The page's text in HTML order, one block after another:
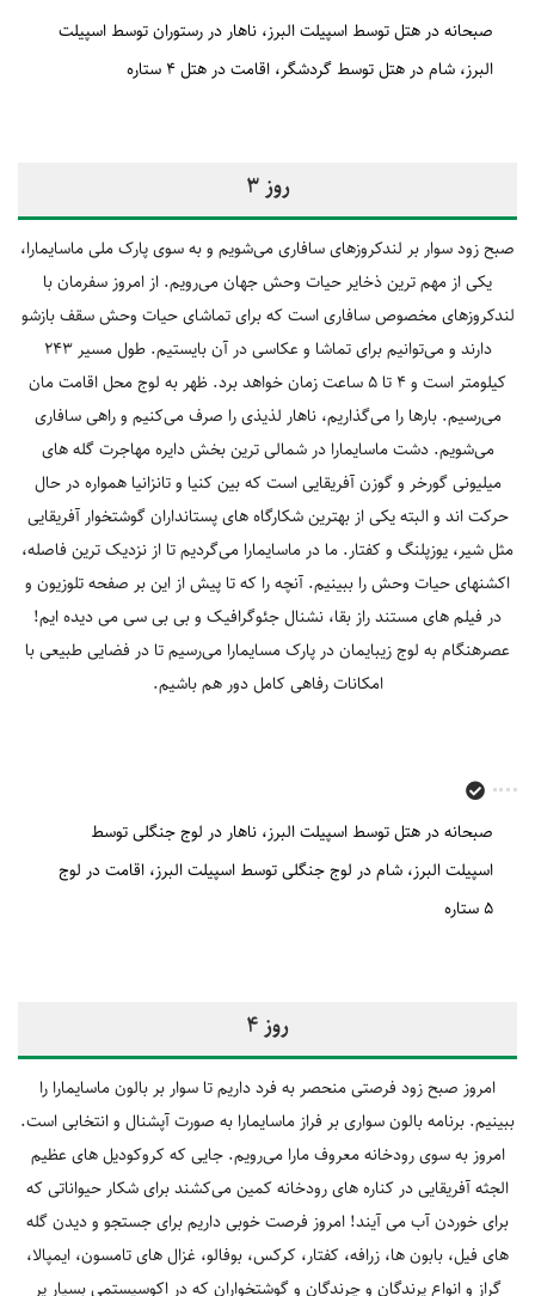
صبحانه در هتل توسط اسپیلت البرز ناهار در رستوران توسط اسپیلت
البرز شام در هتل توسط گردشگر اقامت در هتل 4 ستاره
روز 3
صبح زود سوار بر لندکروزهای سافاری می‌شویم و به سوی پارک ملی ماسایمارا،
یکی از مهم ‎ترین ذخایر حیات وحش جهان می‌رویم. از امروز سفرمان با
لندکروزهای مخصوص سافاری است که برای تماشای حیات وحش سقف بازشو
دارند و می‌توانیم برای تماشا و عکاسی در آن بایستیم. طول مسیر 243
کیلومتر است و 4 تا 5 ساعت زمان خواهد برد. ظهر به لوج محل اقامت ‎مان
می‌رسیم. بارها را می‌گذاریم، ناهار لذیذی را صرف می‌کنیم و راهی سافاری
می‌شویم. دشت ماسایمارا در شمالی ‎ترین بخش دایره مهاجرت گله‎ های
میلیونی گورخر و گوزن آفریقایی است که بین کنیا و تانزانیا همواره در حال
حرکت ‎اند و البته یکی از بهترین شکارگاه‌ های پستانداران گوشتخوار آفریقایی
مثل شیر، یوزپلنگ و کفتار. ما در ماسایمارا می‌گردیم تا از نزدیک ‎ترین فاصله،
اکشن‎های حیات وحش را ببینیم. آنچه را که تا پیش از این بر صفحه تلوزیون و
در فیلم‎ های مستند راز بقا، نشنال جئوگرافیک و بی ‎بی ‎سی می ‎دیده ‎ایم!
عصرهنگام به لوج زیبایمان در پارک مسایمارا می‌رسیم تا در فضایی طبیعی با
امکانات رفاهی کامل دور هم باشیم.
صبحانه در هتل توسط اسپیلت البرز ناهار در لوج جنگلی توسط
اسپیلت البرز شام در لوج جنگلی توسط اسپیلت البرز اقامت در لوج
5 ستاره
روز 4
امروز صبح زود فرصتی منحصر به فرد داریم تا سوار بر بالون ماسایمارا را
ببینیم. برنامه بالون سواری بر فراز ماسایمارا به صورت آپشنال و انتخابی است.
امروز به سوی رودخانه معروف مارا می‌رویم. جایی که کروکودیل ‎های عظیم
الجثه آفریقایی در کناره ‎های رودخانه کمین می‌کشند برای شکار حیواناتی که
برای خوردن آب می‎ آیند! امروز فرصت خوبی داریم برای جستجو و دیدن گله‌
های فیل‎، بابون‎ ها، زرافه‎، کفتار، کرکس، بوفالو، غزال های تامسون، ایمپالا،
گراز و انواع پرندگان و چرندگان و گوشتخواران که در اکوسیستمی بسیار پر